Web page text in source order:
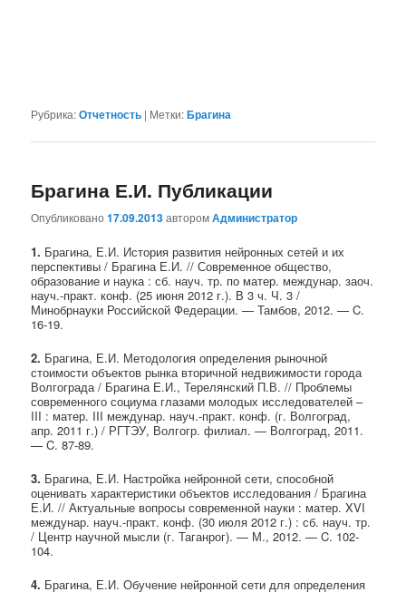
Рубрика:Отчетность | Метки:Брагина
Брагина Е.И. Публикации
Опубликовано17.09.2013авторомАдминистратор
1. Брагина, Е.И. История развития нейронных сетей и их
перспективы / Брагина Е.И. // Современное общество,
образование и наука : сб. науч. тр. по матер. междунар. заоч.
науч.-практ. конф. (25 июня 2012 г.). В 3 ч. Ч. 3 /
Минобрнауки Российской Федерации. — Тамбов, 2012. — C.
16-19.
2. Брагина, Е.И. Методология определения рыночной
стоимости объектов рынка вторичной недвижимости города
Волгограда / Брагина Е.И., Терелянский П.В. // Проблемы
современного социума глазами молодых исследователей –
III : матер. III междунар. науч.-практ. конф. (г. Волгоград,
апр. 2011 г.) / РГТЭУ, Волгогр. филиал. — Волгоград, 2011.
— C. 87-89.
3. Брагина, Е.И. Настройка нейронной сети, способной
оценивать характеристики объектов исследования / Брагина
Е.И. // Актуальные вопросы современной науки : матер. XVI
междунар. науч.-практ. конф. (30 июля 2012 г.) : сб. науч. тр.
/ Центр научной мысли (г. Таганрог). — М., 2012. — C. 102-
104.
4. Брагина, Е.И. Обучение нейронной сети для определения